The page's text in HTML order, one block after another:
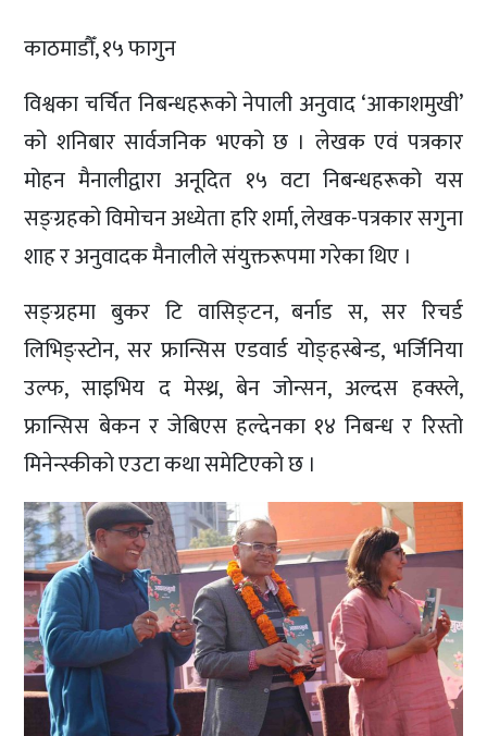
काठमाडौँ, १५ फागुन
विश्वका चर्चित निबन्धहरूको नेपाली अनुवाद ‘आकाशमुखी’
को शनिबार सार्वजनिक भएको छ । लेखक एवं पत्रकार
मोहन मैनालीद्वारा अनूदित १५ वटा निबन्धहरूको यस
सङ्ग्रहको विमोचन अध्येता हरि शर्मा, लेखक-पत्रकार सगुना
शाह र अनुवादक मैनालीले संयुक्तरूपमा गरेका थिए ।
सङ्ग्रहमा बुकर टि वासिङ्टन, बर्नाड स, सर रिचर्ड
लिभिङ्स्टोन, सर फ्रान्सिस एडवार्ड योङ्हस्बेन्ड, भर्जिनिया
उल्फ, साइभिय द मेस्थ्र, बेन जोन्सन, अल्दस हक्स्ले,
फ्रान्सिस बेकन र जेबिएस हल्देनका १४ निबन्ध र रिस्तो
मिनेन्स्कीको एउटा कथा समेटिएको छ ।